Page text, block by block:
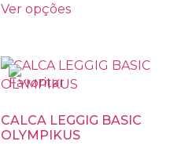
Ver opções
CALCA LEGGIG BASIC
OLYMPIKUS